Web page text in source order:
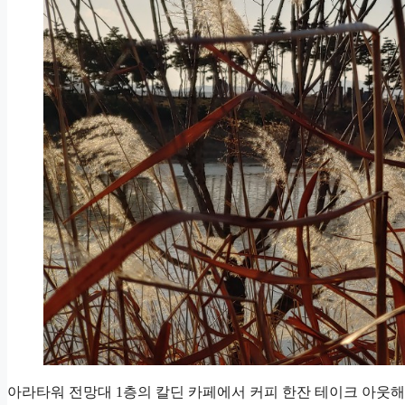
아라타워 전망대 1층의 칼딘 카페에서 커피 한잔 테이크 아웃